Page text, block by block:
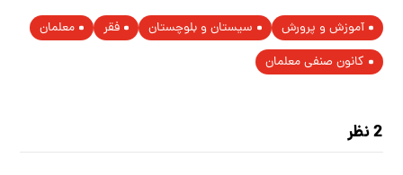
آموزش و پرورش سیستان ‌و ‌بلوچستان فقر
معلمان
کانون صنفی معلمان
2 نظر